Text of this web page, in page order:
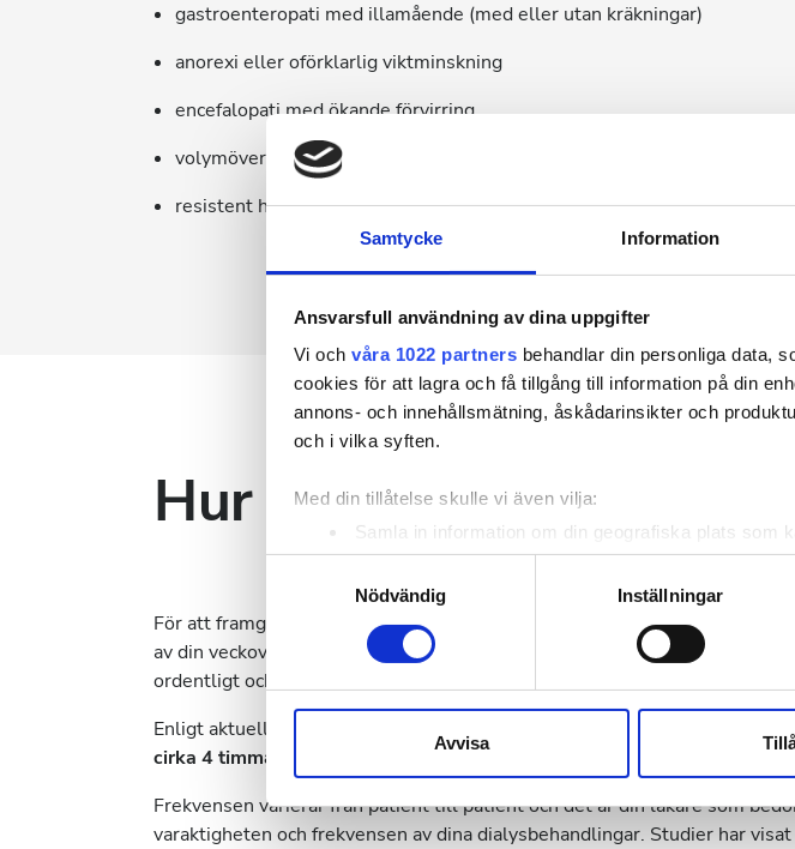
Samtycke Information
Ansvarsfull användning av dina uppgifter
Vi och våra 1022 partners behandlar din personliga data,
cookies för att lagra och få tillgång till information på din
annons- och innehållsmätning, åskådarinsikter och
och i vilka syften.
Med din tillåtelse skulle vi även vilja:
Samla in information om din geografiska plats som
Identifiera din enhet genom att aktivt skanna den
Ta reda på mer om hur dina personliga uppgifter
eller dra tillbaka ditt samtycke när som helst från cookie-
sociala medier och analysera vår trafik. Vi vidarebefordrar
till de sociala medier och annons- och analysföretag som
Nödvändig
Inställningar
Avvisa
gastroenteropati med illamående (med eller utan kräkningar)
anorexi eller oförklarlig viktminskning
encefalopati med ökande förvirring
volymöverbelastning/hypertoni svarar inte på diuretikabehandling
resistent hyperkalemi (högt kalium)
Hur ofta måste jag
För att framgångsrikt ersätta njurfunktionen och hålla din kropp igång är
av din veckovisa rutin. Att dialysera vissa dagar och under en viss tid är
ordentligt och överflödig vätska avlägsnas från kroppen.
Enligt aktuella data inkluderar det vanliga hemodialysschemat för dialys på
cirka 4 timmar
Frekvensen varierar från patient till patient och det är din läkare som
varaktigheten och frekvensen av dina dialysbehandlingar. Studier har